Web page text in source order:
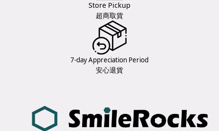
Store Pickup
超商取貨
7-day Appreciation Period
安心退貨